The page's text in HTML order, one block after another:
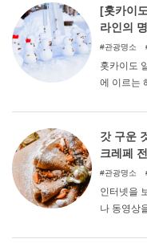
을 견학한
미오카 제
는 엄선한
[홋카이
라인의
관광명소
홋카이도
에 이르는
부터 "언
않는 대자
문 수질의
갓 구운
크레페
관광명소
인터넷을
나 동영상
가능한 "